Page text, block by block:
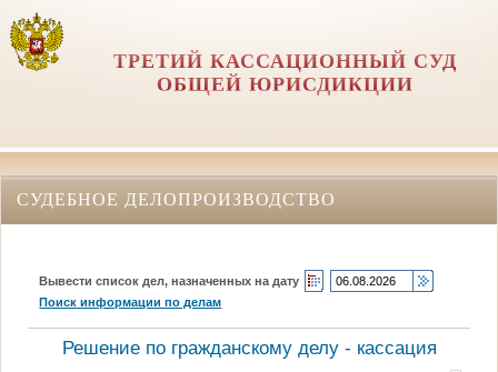
ТРЕТИЙ КАССАЦИОННЫЙ СУД
ОБЩЕЙ ЮРИСДИКЦИИ
СУДЕБНОЕ ДЕЛОПРОИЗВОДСТВО
Вывести список дел, назначенных на дату
Поиск информации по делам
Решение по гражданскому делу - кассация